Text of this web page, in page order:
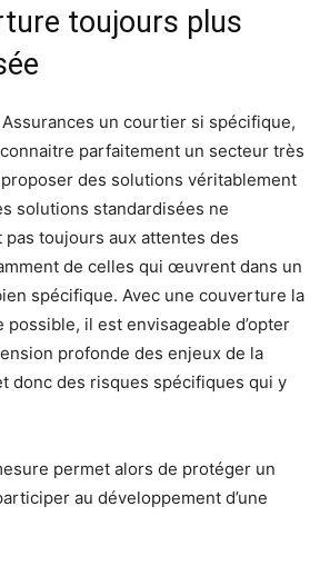
toujours plus
un courtier si spécifique,
connaitre parfaitement un secteur très
des solutions véritablement
solutions standardisées ne
toujours aux attentes des
de celles qui œuvrent dans un
spécifique. Avec une couverture la
il est envisageable d’opter
profonde des enjeux de la
donc des risques spécifiques qui y
permet alors de protéger un
au développement d’une